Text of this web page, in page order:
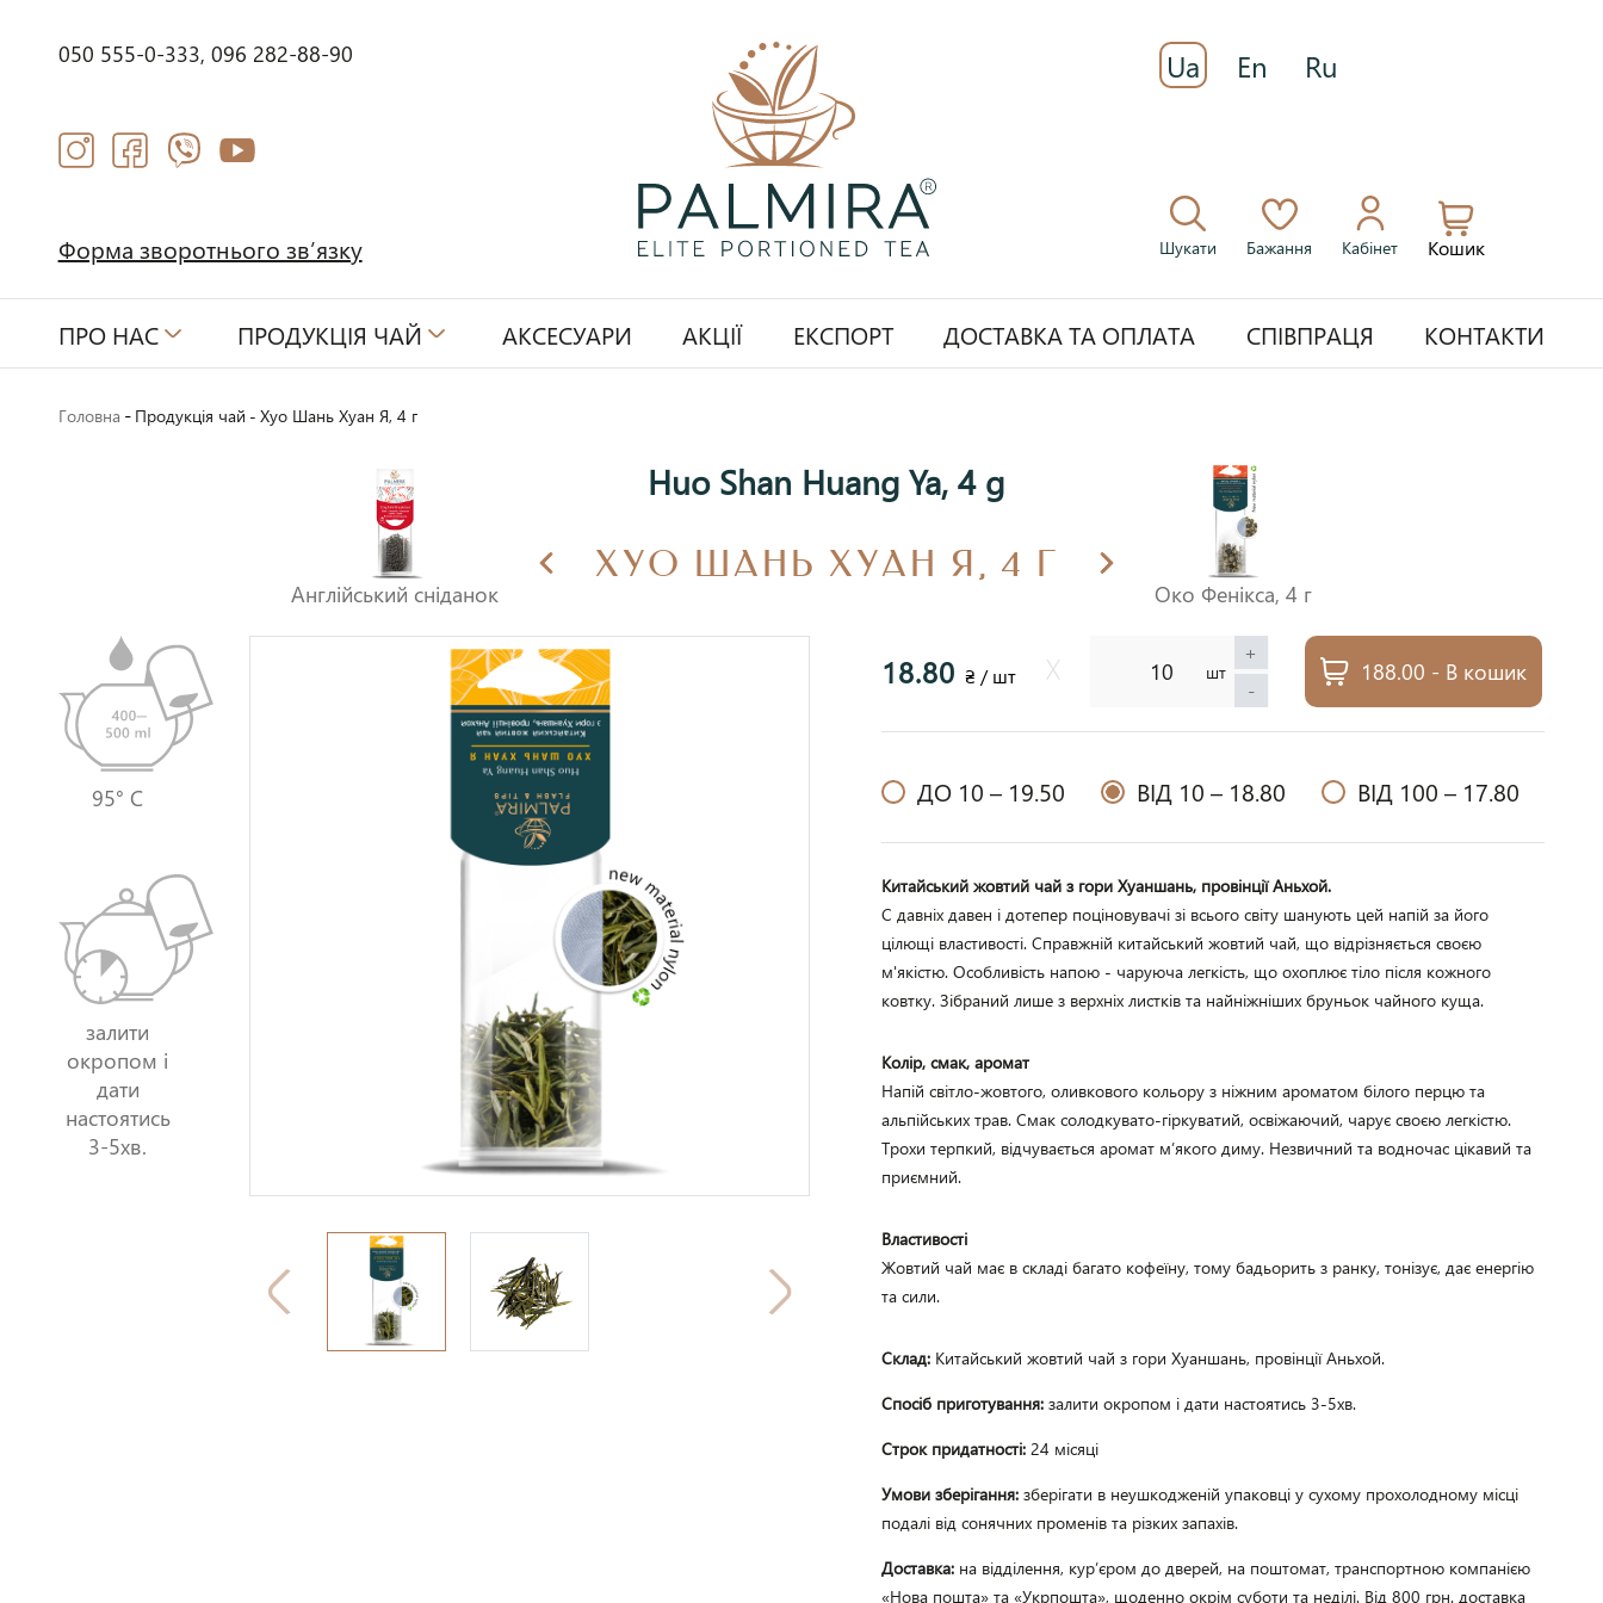
050 555-0-333, 096 282-88-90
Форма зворотнього зв’язку
Ua En Ru
Шукати Бажання Кабінет Кошик
ПРО НАС ПРОДУКЦІЯ ЧАЙ АКСЕСУАРИ АКЦІЇ ЕКСПОРТ ДОСТАВКА ТА ОПЛАТА СПІВПРАЦЯ КОНТАКТИ
Головна - Продукція чай - Хуо Шань Хуан Я, 4 г
Англійський сніданок
Huo Shan Huang Ya, 4 g
ХУО ШАНЬ ХУАН Я, 4 Г
Око Фенікса, 4 г
95° C
залити
окропом і
дати
настоятись
3-5хв.
18.80 ₴ / шт шт
+
-
188.00 - В кошик
ДО 10 – 19.50 ВІД 10 – 18.80 ВІД 100 – 17.80
Китайський жовтий чай з гори Хуаншань, провінції Аньхой.
С давніх давен і дотепер поціновувачі зі всього світу шанують цей напій за його
цілющі властивості. Справжній китайський жовтий чай, що відрізняється своєю
м'якістю. Особливість напою - чаруюча легкість, що охоплює тіло після кожного
ковтку. Зібраний лише з верхніх листків та найніжніших бруньок чайного куща.
Колір, смак, аромат
Напій світло-жовтого, оливкового кольору з ніжним ароматом білого перцю та
альпійських трав. Смак солодкувато-гіркуватий, освіжаючий, чарує своєю легкістю.
Трохи терпкий, відчувається аромат м’якого диму. Незвичний та водночас цікавий та
приємний.
Властивості
Жовтий чай має в складі багато кофеїну, тому бадьорить з ранку, тонізує, дає енергію
та сили.
Склад: Китайський жовтий чай з гори Хуаншань, провінції Аньхой.
Спосіб приготування: залити окропом і дати настоятись 3-5хв.
Строк придатності: 24 місяці
Умови зберігання: зберігати в неушкодженій упаковці у сухому прохолодному місці
подалі від сонячних променів та різких запахів.
Доставка: на відділення, кур’єром до дверей, на поштомат, транспортною компанією
«Нова пошта» та «Укрпошта», щоденно окрім суботи та неділі. Від 800 грн. доставка